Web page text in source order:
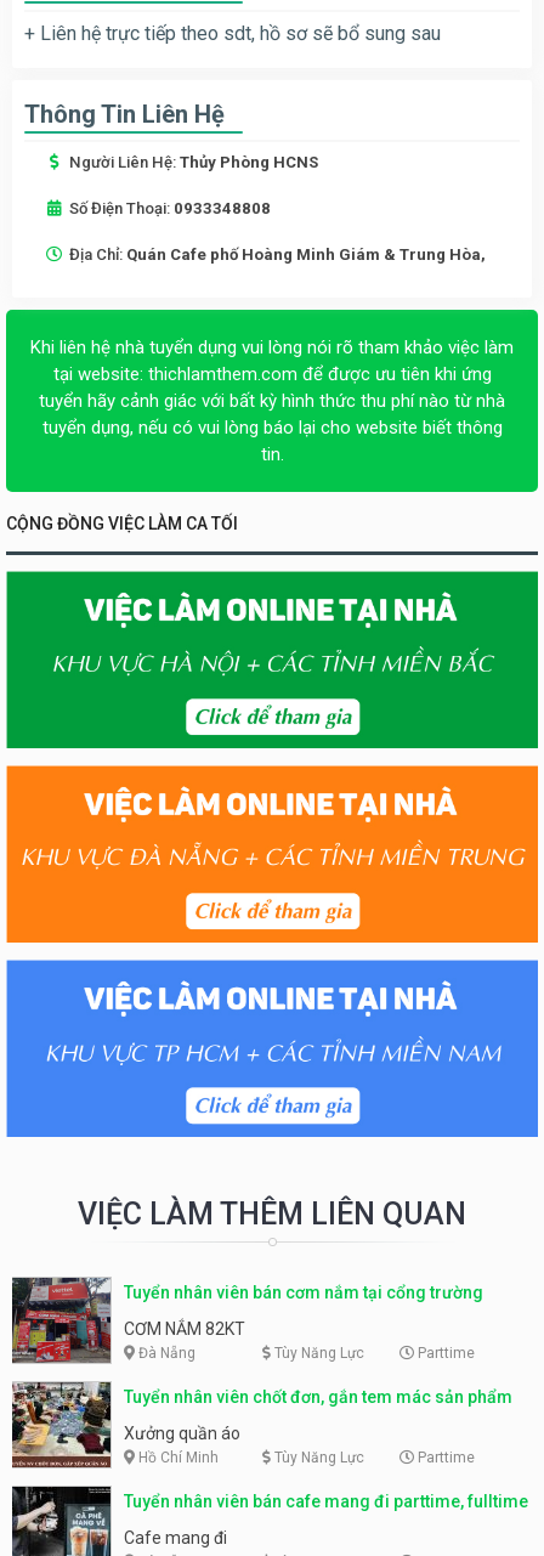
+ Liên hệ trực tiếp theo sdt, hồ sơ sẽ bổ sung sau
Thông Tin Liên Hệ
Người Liên Hệ: Thủy Phòng HCNS
Số Điện Thoại: 0933348808
Địa Chỉ: Quán Cafe phố Hoàng Minh Giám & Trung Hòa,
Khi liên hệ nhà tuyển dụng vui lòng nói rõ tham khảo việc làm
tại website: thichlamthem.com để được ưu tiên khi ứng
tuyển hãy cảnh giác với bất kỳ hình thức thu phí nào từ nhà
tuyển dụng, nếu có vui lòng báo lại cho website biết thông
tin.
CỘNG ĐỒNG VIỆC LÀM CA TỐI
VIỆC LÀM THÊM LIÊN QUAN
Tuyển nhân viên bán cơm nắm tại cổng trường
CƠM NẮM 82KT
Đà Nẵng Tùy Năng Lực Parttime
Tuyển nhân viên chốt đơn, gắn tem mác sản phẩm
Xưởng quần áo
Hồ Chí Minh Tùy Năng Lực Parttime
Tuyển nhân viên bán cafe mang đi parttime, fulltime
Cafe mang đi